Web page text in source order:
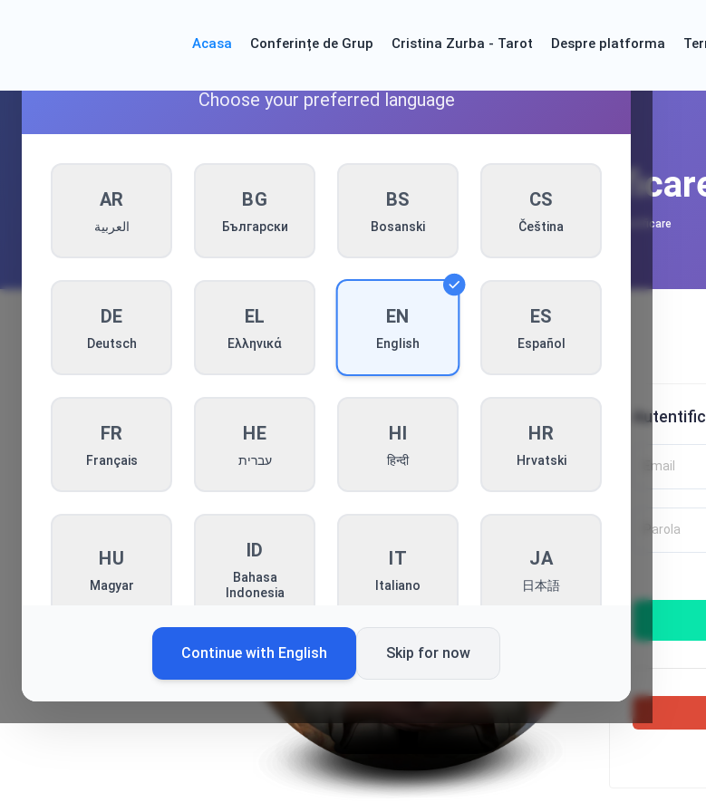
Welcome! 🌍
Choose your preferred language
AR
العربية
BG
Български
BS
Bosanski
CS
Čeština
DE
Deutsch
EL
Ελληνικά
EN
English
ES
Español
FR
Français
HE
עברית
HI
हिन्दी
HR
Hrvatski
HU
Magyar
ID
Bahasa
Indonesia
IT
Italiano
JA
日本語
MN
Монгол
PL
Português
SK
Continue with English Skip for now
Acasa Conferințe de Grup Cristina Zurba - Tarot Despre platforma
Acasă Autentificare
Email
Parola